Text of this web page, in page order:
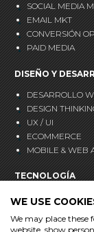
SOCIAL MEDIA
EMAIL MKT
CONVERSIÓN
PAID MEDIA
DISEÑO Y
DESARROLLO
DESIGN
UX / UI
ECOMMERCE
MOBILE & WEB
TECNOLOGÍA
CRM
MARKETING
WE USE
We may place these
website, show